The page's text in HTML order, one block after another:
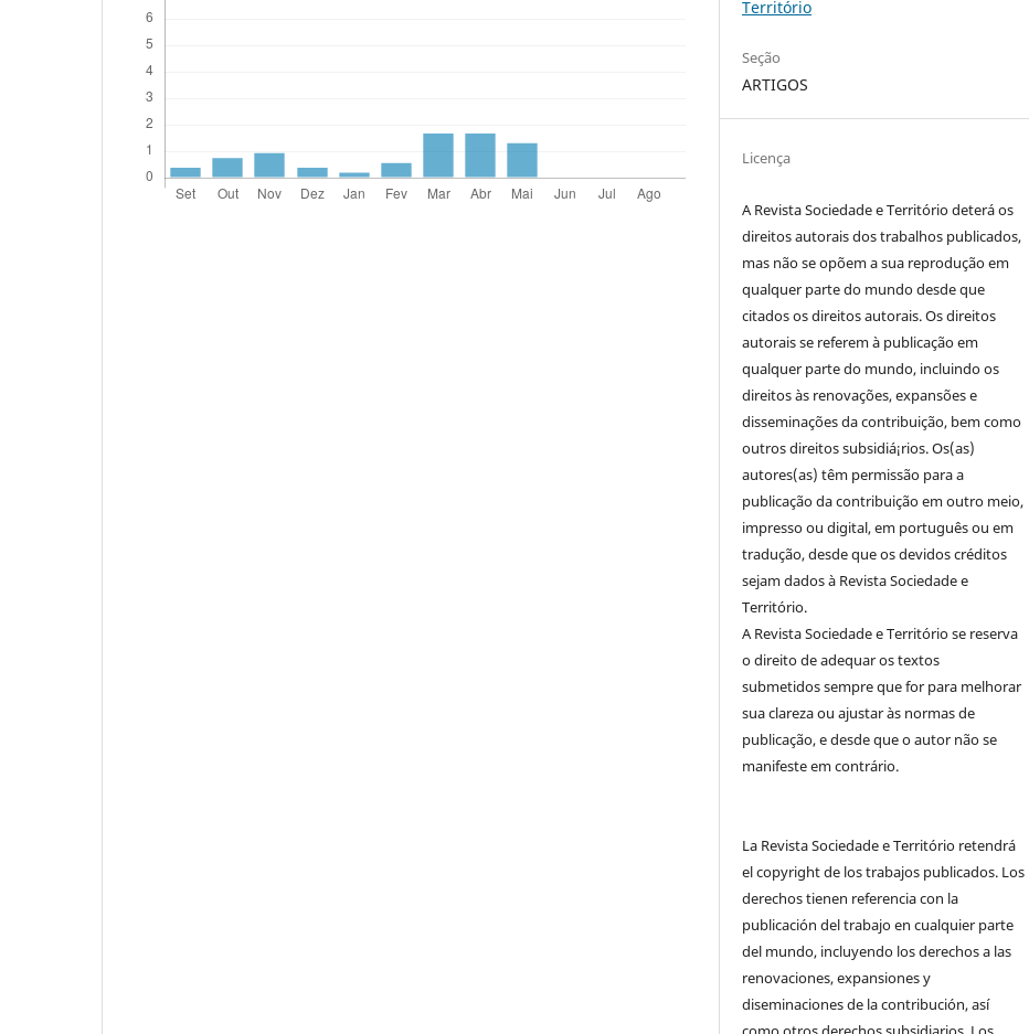
Território
Seção
ARTIGOS
Licença
A Revista Sociedade e Território deterá os
direitos autorais dos trabalhos publicados,
mas não se opõem a sua reprodução em
qualquer parte do mundo desde que
citados os direitos autorais. Os direitos
autorais se referem à publicação em
qualquer parte do mundo, incluindo os
direitos às renovações, expansões e
disseminações da contribuição, bem como
outros direitos subsidiá¡rios. Os(as)
autores(as) têm permissão para a
publicação da contribuição em outro meio,
impresso ou digital, em português ou em
tradução, desde que os devidos créditos
sejam dados à Revista Sociedade e
Território.
A Revista Sociedade e Território se reserva
o direito de adequar os textos
submetidos sempre que for para melhorar
sua clareza ou ajustar às normas de
publicação, e desde que o autor não se
manifeste em contrário.
La Revista Sociedade e Território retendrá
el copyright de los trabajos publicados. Los
derechos tienen referencia con la
publicación del trabajo en cualquier parte
del mundo, incluyendo los derechos a las
renovaciones, expansiones y
diseminaciones de la contribución, así